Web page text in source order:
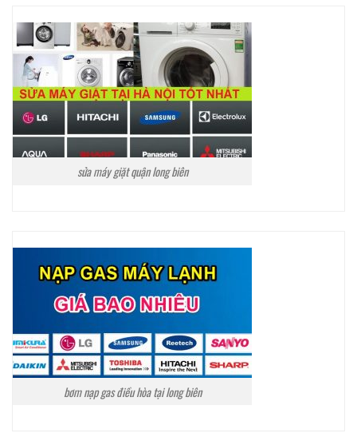
sửa máy giặt quận long biên
bơm nạp gas điều hòa tại long biên